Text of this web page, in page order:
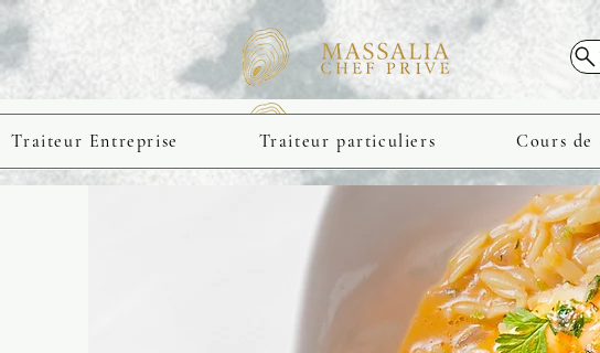
Traiteur Entreprise Traiteur particuliers Cours de
PRESTATIONS. Menus